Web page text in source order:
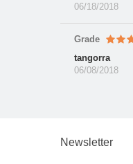
06/18/2018
Grade
tangorra
06/08/2018
Newsletter